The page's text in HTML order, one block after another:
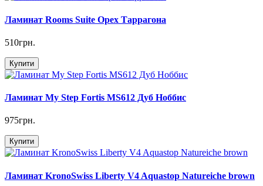
Ламинат Rooms Suite Орех Таррагона
510грн.
Купити
Ламинат My Step Fortis MS612 Дуб Ноббис
975грн.
Купити
Ламинат KronoSwiss Liberty V4 Aquastop Natureiche brown